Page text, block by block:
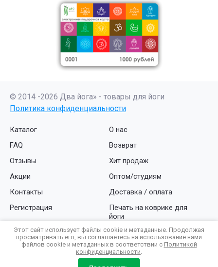
© 2014 -2026 Два йога» - товары для йоги
Политика конфиденциальности
Каталог
О нас
FAQ
Возврат
Отзывы
Хит продаж
Акции
Оптом/студиям
Контакты
Доставка / оплата
Регистрация
Печать на коврике для
йоги
компания Мегагруп: разработка интернет магазина
Этот сайт использует файлы cookie и метаданные. Продолжая
просматривать его, вы соглашаетесь на использование нами
файлов cookie и метаданных в соответствии с Политикой
конфиденциальности.